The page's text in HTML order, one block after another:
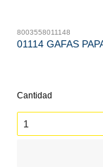
8003558011148
01114 GAFAS
Cantidad